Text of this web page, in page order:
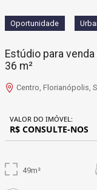
Oportunidade
Estúdio para
36 m²
Centro, Florianópolis,
VALOR DO IMÓVEL:
R$ CONSULTE-NOS
49m²